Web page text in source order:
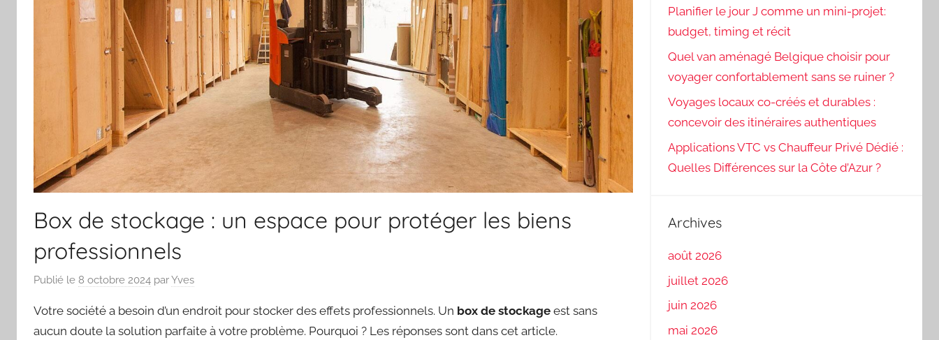
Box de stockage : un espace pour protéger les biens
professionnels
Publié le 8 octobre 2024 parYves
Votre société a besoin d’un endroit pour stocker des effets professionnels. Un box de stockage est sans
aucun doute la solution parfaite à votre problème. Pourquoi ? Les réponses sont dans cet article.
Planifier le jour J comme un mini-projet:
budget, timing et récit
Quel van aménagé Belgique choisir pour
voyager confortablement sans se ruiner ?
Voyages locaux co-créés et durables :
concevoir des itinéraires authentiques
Applications VTC vs Chauffeur Privé Dédié :
Quelles Différences sur la Côte d’Azur ?
Archives
août 2026
juillet 2026
juin 2026
mai 2026